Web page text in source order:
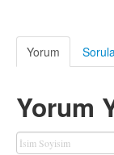
Yorum
Yorum